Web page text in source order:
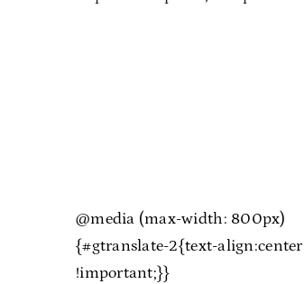
@media (max-width: 800px)
{#gtranslate-2{text-align:center
!important;}}